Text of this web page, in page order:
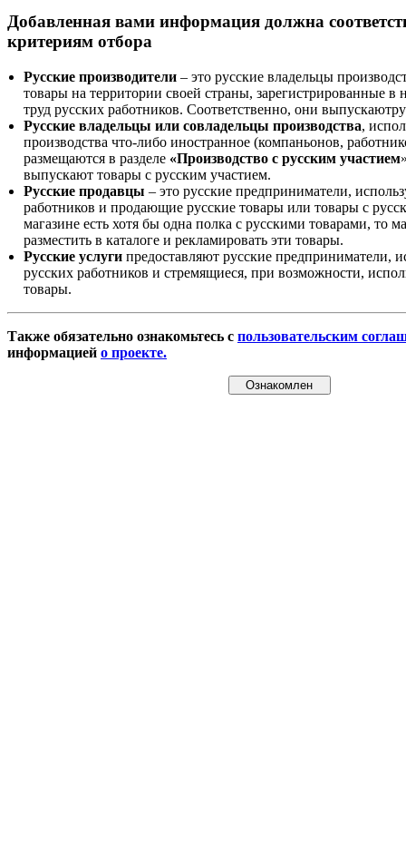
Добавленная вами информация должна
критериям отбора
Русские производители – это русские владельцы
товары на территории своей страны, зарегистрированные
труд русских работников. Соответственно, они
Русские владельцы или совладельцы производства,
производства что-либо иностранное (компаньонов,
размещаются в разделе «Производство с русским участием
выпускают товары с русским участием.
Русские продавцы – это русские предприниматели,
работников и продающие русские товары или товары с
магазине есть хотя бы одна полка с русскими товарами, то
разместить в каталоге и рекламировать эти товары.
Русские услуги предоставляют русские предприниматели,
русских работников и стремящиеся, при возможности,
товары.
Также обязательно ознакомьтесь с пользовательским
информацией о проекте.
Ознакомлен